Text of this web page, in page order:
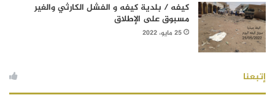
كيفه / بلدية كيفه و الفشل الكارثي والغير
مسبوق على الإطلاق
25 مايو، 2022
إتبعنا